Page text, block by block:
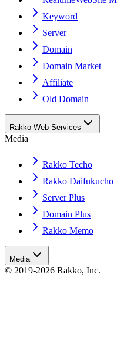
Keyword
Server
Domain
Domain Market
Affiliate
Old Domain
Rakko Web Services
Media
Rakko Techo
Rakko Daifukucho
Server Plus
Domain Plus
Rakko Memo
Media
© 2019-2026 Rakko, Inc.